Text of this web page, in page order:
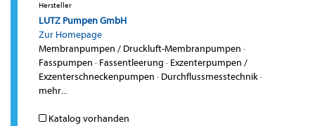
Hersteller
LUTZ Pumpen GmbH
Zur Homepage
Membranpumpen / Druckluft-Membranpumpen ·
Fasspumpen · Fassentleerung · Exzenterpumpen /
Exzenterschneckenpumpen · Durchflussmesstechnik·
mehr...
Katalog vorhanden